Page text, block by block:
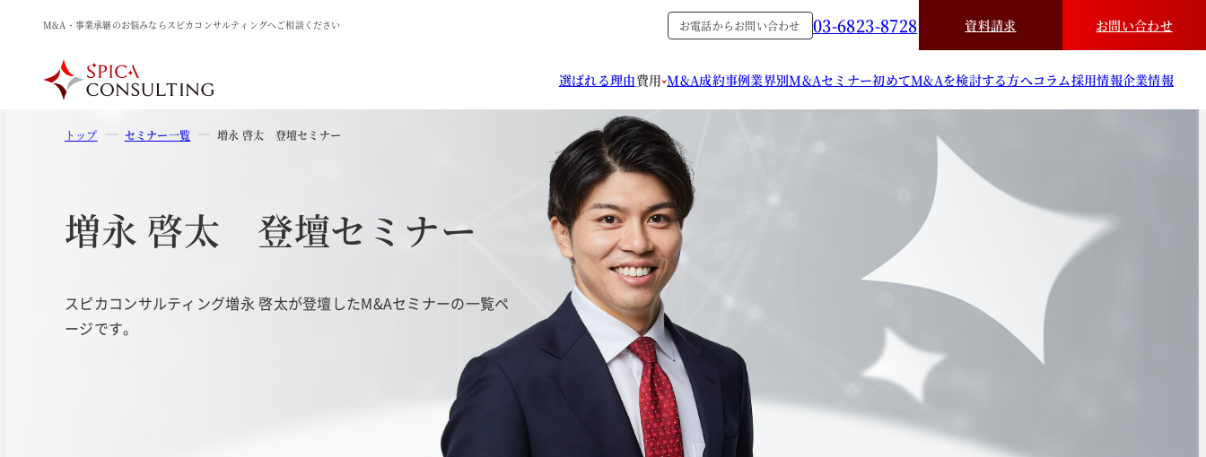
M&A・事業承継のお悩みならスピカコンサルティングへご相談ください お電話からお問い合わせ 03-6823-8728 資料請求 お問い合わせ
選ばれる理由費用 M&A成約事例業界別M&Aセミナー初めてM&Aを検討する方へコラム採用情報企業情報
トップ セミナー一覧 増永 啓太 登壇セミナー
増永 啓太 登壇セミナー
スピカコンサルティング増永 啓太が登壇したM&Aセミナーの一覧ペ
ージです。